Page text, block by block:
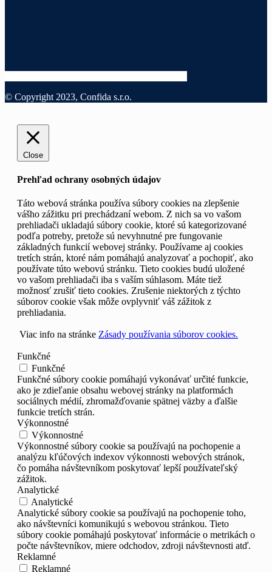
© Copyright 2023, Confida s.r.o.
Close
Prehľad ochrany osobných údajov
Táto webová stránka používa súbory cookies na zlepšenie
vášho zážitku pri prechádzaní webom. Z nich sa vo vašom
prehliadači ukladajú súbory cookie, ktoré sú kategorizované
podľa potreby, pretože sú nevyhnutné pre fungovanie
základných funkcií webovej stránky. Používame aj cookies
tretích strán, ktoré nám pomáhajú analyzovať a pochopiť, ako
používate túto webovú stránku. Tieto cookies budú uložené
vo vašom prehliadači iba s vaším súhlasom. Máte tiež
možnosť zrušiť tieto cookies. Zrušenie niektorých z týchto
súborov cookie však môže ovplyvniť váš zážitok z
prehliadania.
Viac info na stránke Zásady používania súborov cookies.
Funkčné
Funkčné
Funkčné súbory cookie pomáhajú vykonávať určité funkcie,
ako je zdieľanie obsahu webovej stránky na platformách
sociálnych médií, zhromažďovanie spätnej väzby a ďalšie
funkcie tretích strán.
Výkonnostné
Výkonnostné
Výkonnostné súbory cookie sa používajú na pochopenie a
analýzu kľúčových indexov výkonnosti webových stránok,
čo pomáha návštevníkom poskytovať lepší používateľský
zážitok.
Analytické
Analytické
Analytické súbory cookie sa používajú na pochopenie toho,
ako návštevníci komunikujú s webovou stránkou. Tieto
súbory cookie pomáhajú poskytovať informácie o metrikách o
počte návštevníkov, miere odchodov, zdroji návštevnosti atď.
Reklamné
Reklamné